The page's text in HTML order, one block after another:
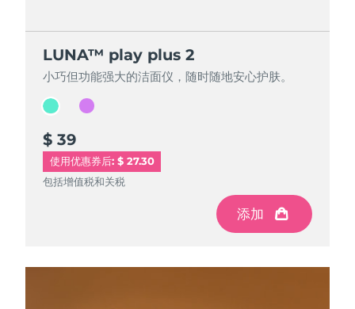
LUNA™ play plus 2
小巧但功能强大的洁面仪，随时随地安心护肤。
$ 39
使用优惠券后: $ 27.30
包括增值税和关税
添加
LUNA™ play plus 2
小巧但功能强大的洁面仪，随时随地安心护肤。
$ 39
包括增值税和关税
添加